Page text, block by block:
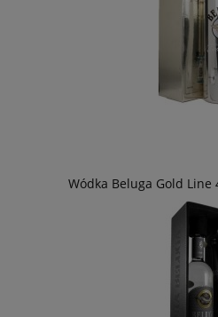
Wódka Beluga Gold Line